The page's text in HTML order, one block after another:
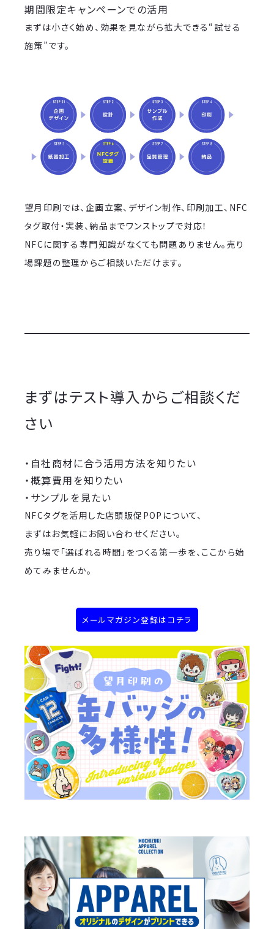
期間限定キャンペーンでの活用
まずは小さく始め、効果を見ながら拡大できる“試せる
施策”です。
望月印刷では、企画立案、デザイン制作、印刷加工、NFC
タグ取付・実装、納品までワンストップで対応！
NFCに関する専門知識がなくても問題ありません。売り
場課題の整理からご相談いただけます。
まずはテスト導入からご相談くだ
さい
・自社商材に合う活用方法を知りたい
・概算費用を知りたい
・サンプルを見たい
NFCタグを活用した店頭販促POPについて、
まずはお気軽にお問い合わせください。
売り場で「選ばれる時間」をつくる第一歩を、ここから始
めてみませんか。
メールマガジン登録はコチラ